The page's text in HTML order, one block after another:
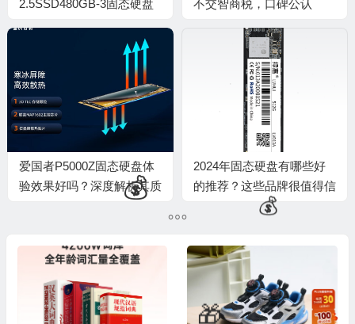
2.5SSD480GB-3固态硬盘
不交智商税，口碑公认
爱国者P5000Z固态硬盘体
验效果好吗？深度解析其质
2024年固态硬盘有哪些好
的推荐？这些品牌很值得信